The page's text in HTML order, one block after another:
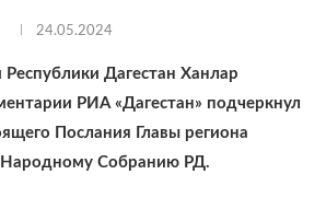
24.05.2024
Дагестан Ханлар
РИА «Дагестан» подчеркнул
Послания Главы региона
Народному Собранию РД.